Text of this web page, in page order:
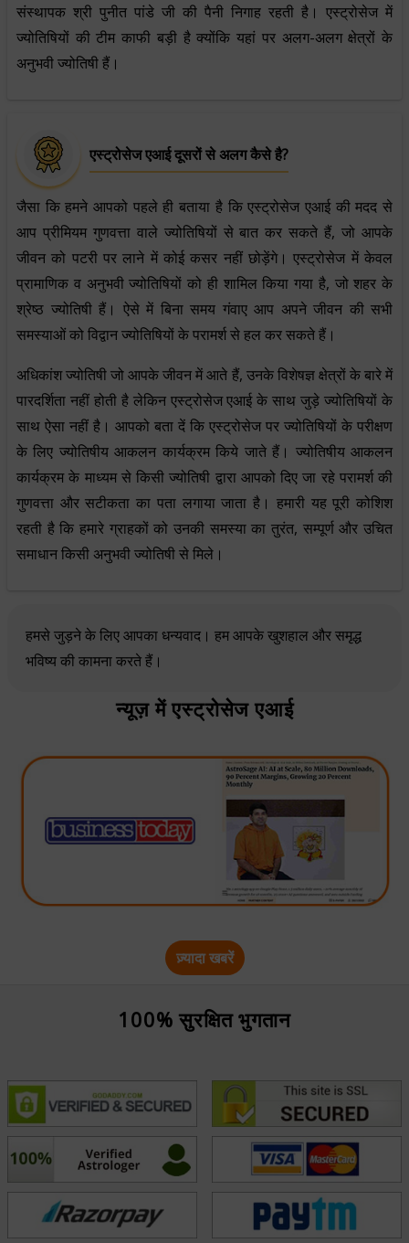
संस्थापक श्री पुनीत पांडे जी की पैनी निगाह रहती है। एस्ट्रोसेज में
ज्योतिषियों की टीम काफी बड़ी है क्योंकि यहां पर अलग-अलग क्षेत्रों के
अनुभवी ज्योतिषी हैं।
एस्ट्रोसेज एआई दूसरों से अलग कैसे है?
जैसा कि हमने आपको पहले ही बताया है कि एस्ट्रोसेज एआई की मदद से
आप प्रीमियम गुणवत्ता वाले ज्योतिषियों से बात कर सकते हैं, जो आपके
जीवन को पटरी पर लाने में कोई कसर नहीं छोड़ेंगे। एस्ट्रोसेज में केवल
प्रामाणिक व अनुभवी ज्योतिषियों को ही शामिल किया गया है, जो शहर के
श्रेष्ठ ज्योतिषी हैं। ऐसे में बिना समय गंवाए आप अपने जीवन की सभी
समस्याओं को विद्वान ज्योतिषियों के परामर्श से हल कर सकते हैं।
अधिकांश ज्योतिषी जो आपके जीवन में आते हैं, उनके विशेषज्ञ क्षेत्रों के बारे में
पारदर्शिता नहीं होती है लेकिन एस्ट्रोसेज एआई के साथ जुड़े ज्योतिषियों के
साथ ऐसा नहीं है। आपको बता दें कि एस्ट्रोसेज पर ज्योतिषियों के परीक्षण
के लिए ज्योतिषीय आकलन कार्यक्रम किये जाते हैं। ज्योतिषीय आकलन
कार्यक्रम के माध्यम से किसी ज्योतिषी द्वारा आपको दिए जा रहे परामर्श की
गुणवत्ता और सटीकता का पता लगाया जाता है। हमारी यह पूरी कोशिश
रहती है कि हमारे ग्राहकों को उनकी समस्या का तुरंत, सम्पूर्ण और उचित
समाधान किसी अनुभवी ज्योतिषी से मिले।
हमसे जुड़ने के लिए आपका धन्यवाद। हम आपके खुशहाल और समृद्ध
भविष्य की कामना करते हैं।
न्यूज़ में एस्ट्रोसेज एआई
ज़्यादा खबरें
100% सुरक्षित भुगतान